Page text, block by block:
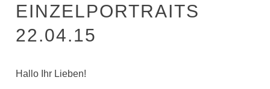
EINZELPORTRAITS
22.04.15
Hallo Ihr Lieben!